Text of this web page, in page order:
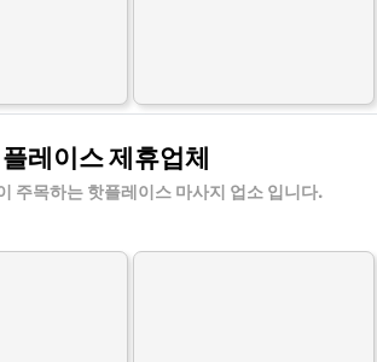
플레이스 제휴업체
주목하는 핫플레이스 마사지 업소 입니다.